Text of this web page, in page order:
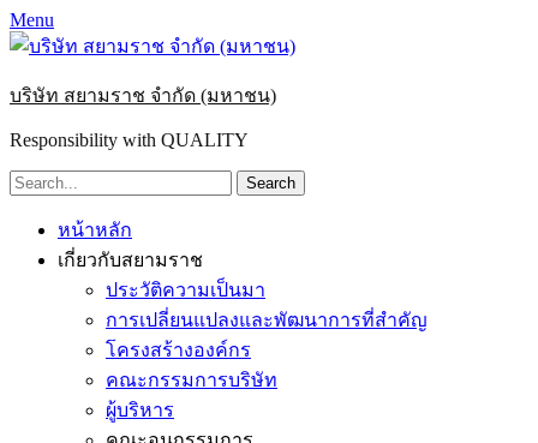
Menu
บริษัท สยามราช จำกัด (มหาชน)
Responsibility with QUALITY
Search
for:
Primary
Menu
Skip
content
หน้าหลัก
เกี่ยวกับสยามราช
ประวัติความเป็นมา
การเปลี่ยนแปลงและพัฒนาการที่สำคัญ
โครงสร้างองค์กร
คณะกรรมการบริษัท
ผู้บริหาร